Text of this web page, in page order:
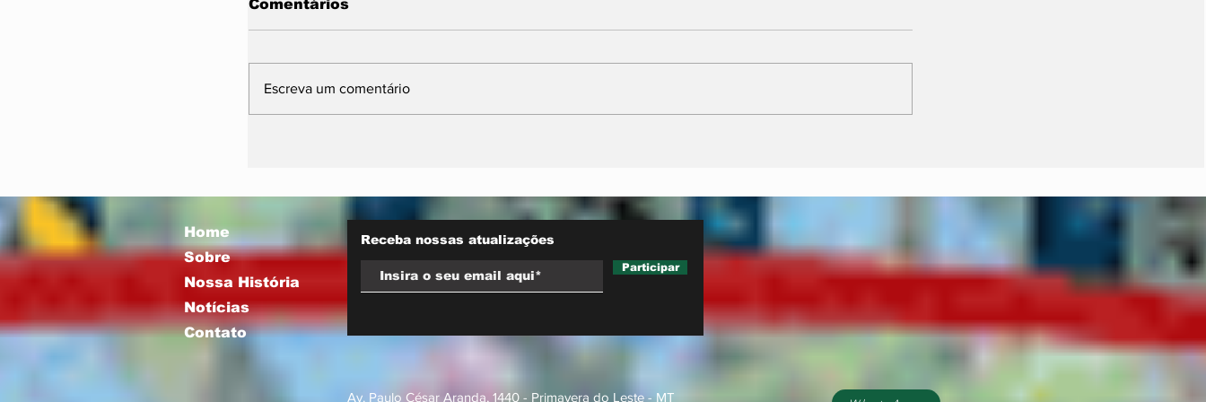
eletivas
ata do PL
exames laboratoriais
Comentários
Escreva um comentário
Home
Sobre
Nossa História
Notícias
Contato
Receba nossas atualizações
Participar
Av. Paulo César Aranda, 1440 - Primavera do Leste - MT